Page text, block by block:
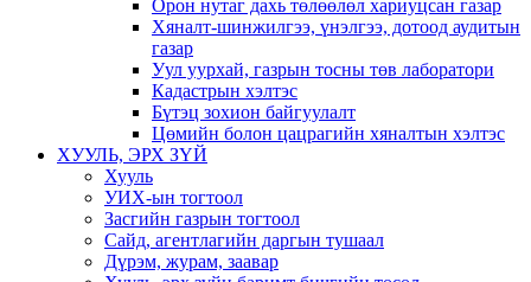
Орон нутаг дахь төлөөлөл хариуцсан газар
Хяналт-шинжилгээ, үнэлгээ, дотоод аудитын
газар
Уул уурхай, газрын тосны төв лаборатори
Кадастрын хэлтэс
Бүтэц зохион байгуулалт
Цөмийн болон цацрагийн хяналтын хэлтэс
ХУУЛЬ, ЭРХ ЗҮЙ
Хууль
УИХ-ын тогтоол
Засгийн газрын тогтоол
Сайд, агентлагийн даргын тушаал
Дүрэм, журам, заавар